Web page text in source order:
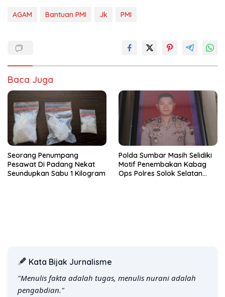
AGAM Bantuan PMI Jk PMI
Baca Juga
Seorang Penumpang
Pesawat Di Padang Nekat
Seundupkan Sabu 1 Kilogram
Polda Sumbar Masih Selidiki
Motif Penembakan Kabag
Ops Polres Solok Selatan
Kata Bijak Jurnalisme
"Menulis fakta adalah tugas, menulis nurani adalah
pengabdian."